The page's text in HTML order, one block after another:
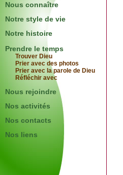
Nous connaître
Notre style de vie
Notre histoire
Prendre le temps
Trouver Dieu
Prier avec des photos
Prier avec la parole de Dieu
Réfléchir avec
Nous rejoindre
Nos activités
Nos contacts
Nos liens